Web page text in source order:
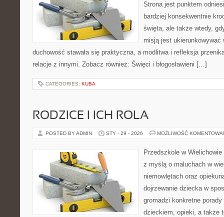
Strona jest punktem
bardziej konsekwentnie
święta, ale także wtedy,
misją jest ukierunkowywać
duchowość stawała się praktyczna, a modlitwa i refleksja
relacje z innymi. Zobacz również: Święci i błogosławieni […]
CATEGORIES: KUBA
RODZICE I ICH ROLA
POSTED BY ADMIN STY - 29 - 2026 MOŻLIWOŚĆ
Przedszkole w
z myślą o maluchach w
niemowlętach oraz
dojrzewanie dziecka w
gromadzi konkretne
dzieckiem, opieki, a także